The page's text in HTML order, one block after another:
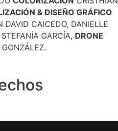
& DISEÑO GRÁFICO
DAVID CAICEDO, DANIELLE
STEFANÍA GARCÍA, DRONE